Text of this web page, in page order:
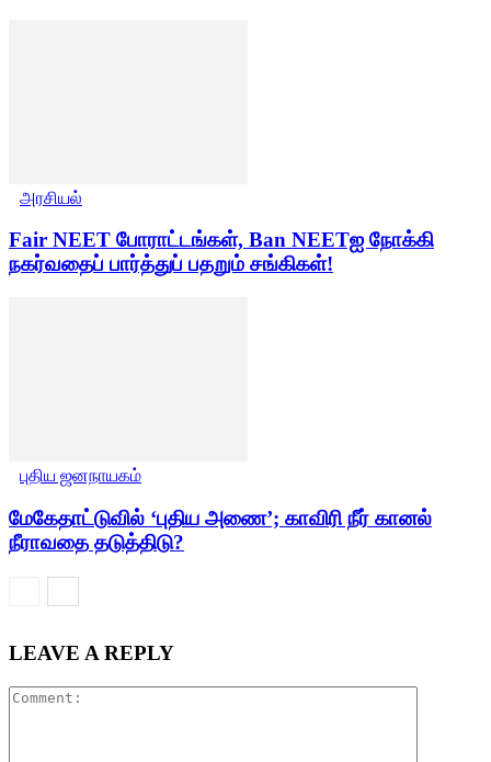
அரசியல்
Fair NEET போராட்டங்கள், Ban NEETஐ நோக்கி
நகர்வதைப் பார்த்துப் பதறும் சங்கிகள்!
புதிய ஜனநாயகம்
மேகேதாட்டுவில் ‘புதிய அணை’; காவிரி நீர் கானல்
நீராவதை தடுத்திடு?
LEAVE A REPLY